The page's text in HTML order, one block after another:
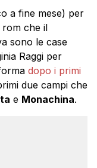
a fine mese) per
rom che il
sono le case
Raggi per
dopo i primi
due campi che
e Monachina.